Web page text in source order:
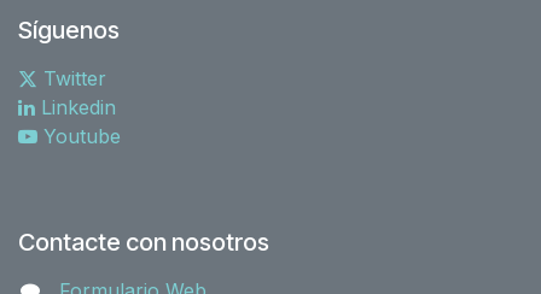
Síguenos
Twitter
Linkedin
Youtube
Contacte con nosotros